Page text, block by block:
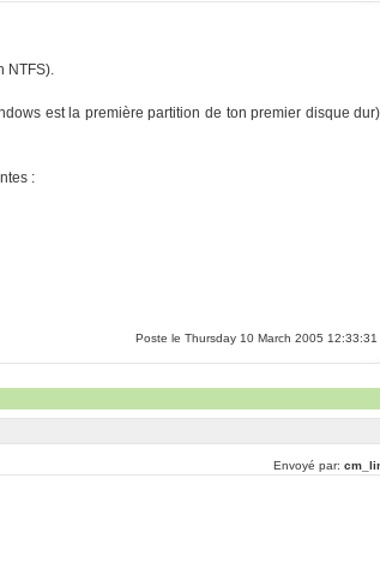
NTFS).
est la première partition de ton premier disque
:
Poste le Thursday 10 March 2005 12:33:31
Envoyé par: